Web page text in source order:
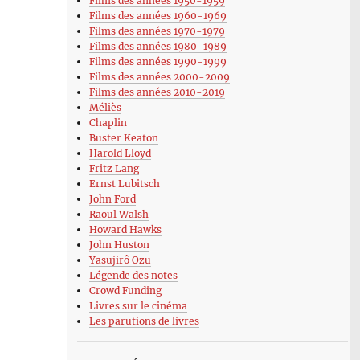
Films des années 1960-1969
Films des années 1970-1979
Films des années 1980-1989
Films des années 1990-1999
Films des années 2000-2009
Films des années 2010-2019
Méliès
Chaplin
Buster Keaton
Harold Lloyd
Fritz Lang
Ernst Lubitsch
John Ford
Raoul Walsh
Howard Hawks
John Huston
Yasujirô Ozu
Légende des notes
Crowd Funding
Livres sur le cinéma
Les parutions de livres